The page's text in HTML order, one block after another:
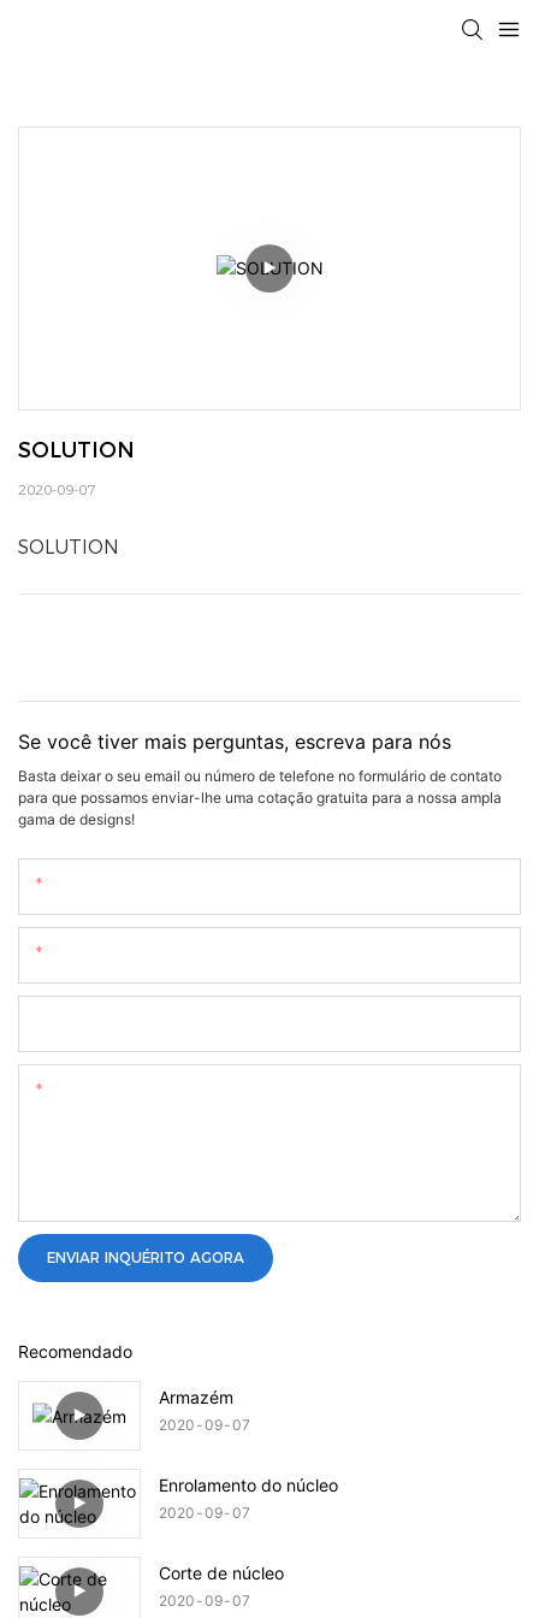
SOLUTION
2020-09-07
SOLUTION
Se você tiver mais perguntas, escreva para nós
Basta deixar o seu email ou número de telefone no formulário de contato
para que possamos enviar-lhe uma cotação gratuita para a nossa ampla
gama de designs!
ENVIAR INQUÉRITO AGORA
Recomendado
Armazém
2020 09 07
Enrolamento do núcleo
2020 09 07
Corte de núcleo
2020 09 07